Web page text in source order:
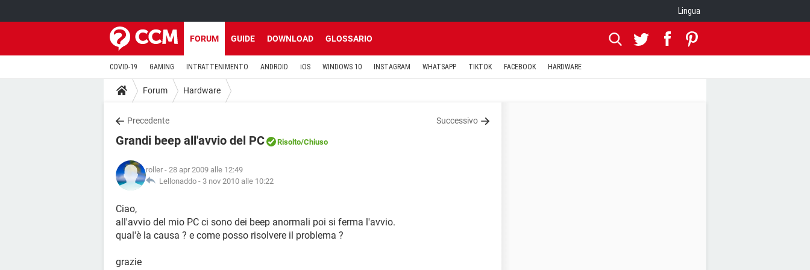
Lingua
FORUM GUIDE DOWNLOAD GLOSSARIO
COVID-19 GAMING INTRATTENIMENTO ANDROID iOS WINDOWS 10 INSTAGRAM WHATSAPP TIKTOK FACEBOOK HARDWARE
Forum Hardware
Precedente Successivo
Grandi beep all'avvio del PC Risolto/Chiuso
roller - 28 apr 2009 alle 12:49
Lellonaddo - 3 nov 2010 alle 10:22
Ciao,
all'avvio del mio PC ci sono dei beep anormali poi si ferma l'avvio.
qual'è la causa ? e come posso risolvere il problema ?
grazie